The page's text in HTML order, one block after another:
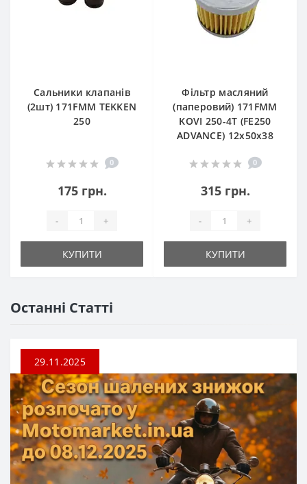
Сальники клапанів
(2шт) 171FMM TEKKEN
250
0
175 грн.
- +
КУПИТИ
Фільтр масляний
(паперовий) 171FMM
KOVI 250-4T (FE250
ADVANCE) 12х50х38
0
315 грн.
- +
КУПИТИ
Останні Статті
29.11.2025